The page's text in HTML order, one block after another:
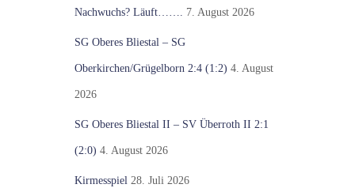
Nachwuchs? Läuft……. 7. August 2026
SG Oberes Bliestal – SG
Oberkirchen/Grügelborn 2:4 (1:2) 4. August
2026
SG Oberes Bliestal II – SV Überroth II 2:1
(2:0) 4. August 2026
Kirmesspiel 28. Juli 2026